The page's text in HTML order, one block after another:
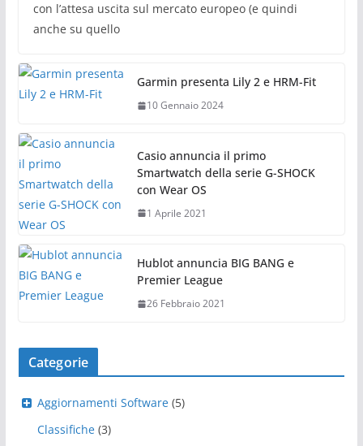
con l’attesa uscita sul mercato europeo (e quindi
anche su quello
Garmin presenta Lily 2 e HRM-Fit
10 Gennaio 2024
Casio annuncia il primo
Smartwatch della serie G-SHOCK
con Wear OS
1 Aprile 2021
Hublot annuncia BIG BANG e
Premier League
26 Febbraio 2021
Categorie
Aggiornamenti Software (5)
Classifiche (3)